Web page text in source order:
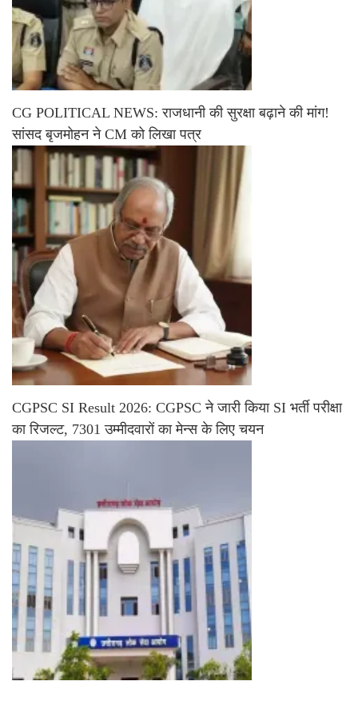
CG POLITICAL NEWS: राजधानी की सुरक्षा बढ़ाने की मांग!
सांसद बृजमोहन ने CM को लिखा पत्र
CGPSC SI Result 2026: CGPSC ने जारी किया SI भर्ती परीक्षा
का रिजल्ट, 7301 उम्मीदवारों का मेन्स के लिए चयन